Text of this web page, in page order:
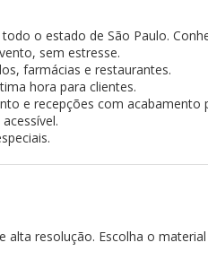
o estado de São Paulo.
sem estresse.
farmácias e restaurantes.
hora para clientes.
e recepções com acabamento
resolução. Escolha o